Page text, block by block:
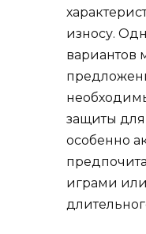
износу.
вариантов
защиты для
особенно
играми или